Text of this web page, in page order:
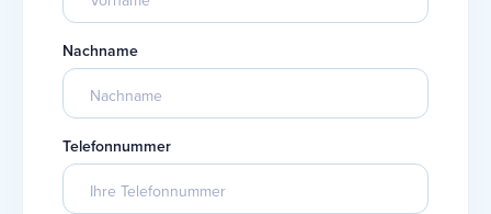
Nachname
Telefonnummer